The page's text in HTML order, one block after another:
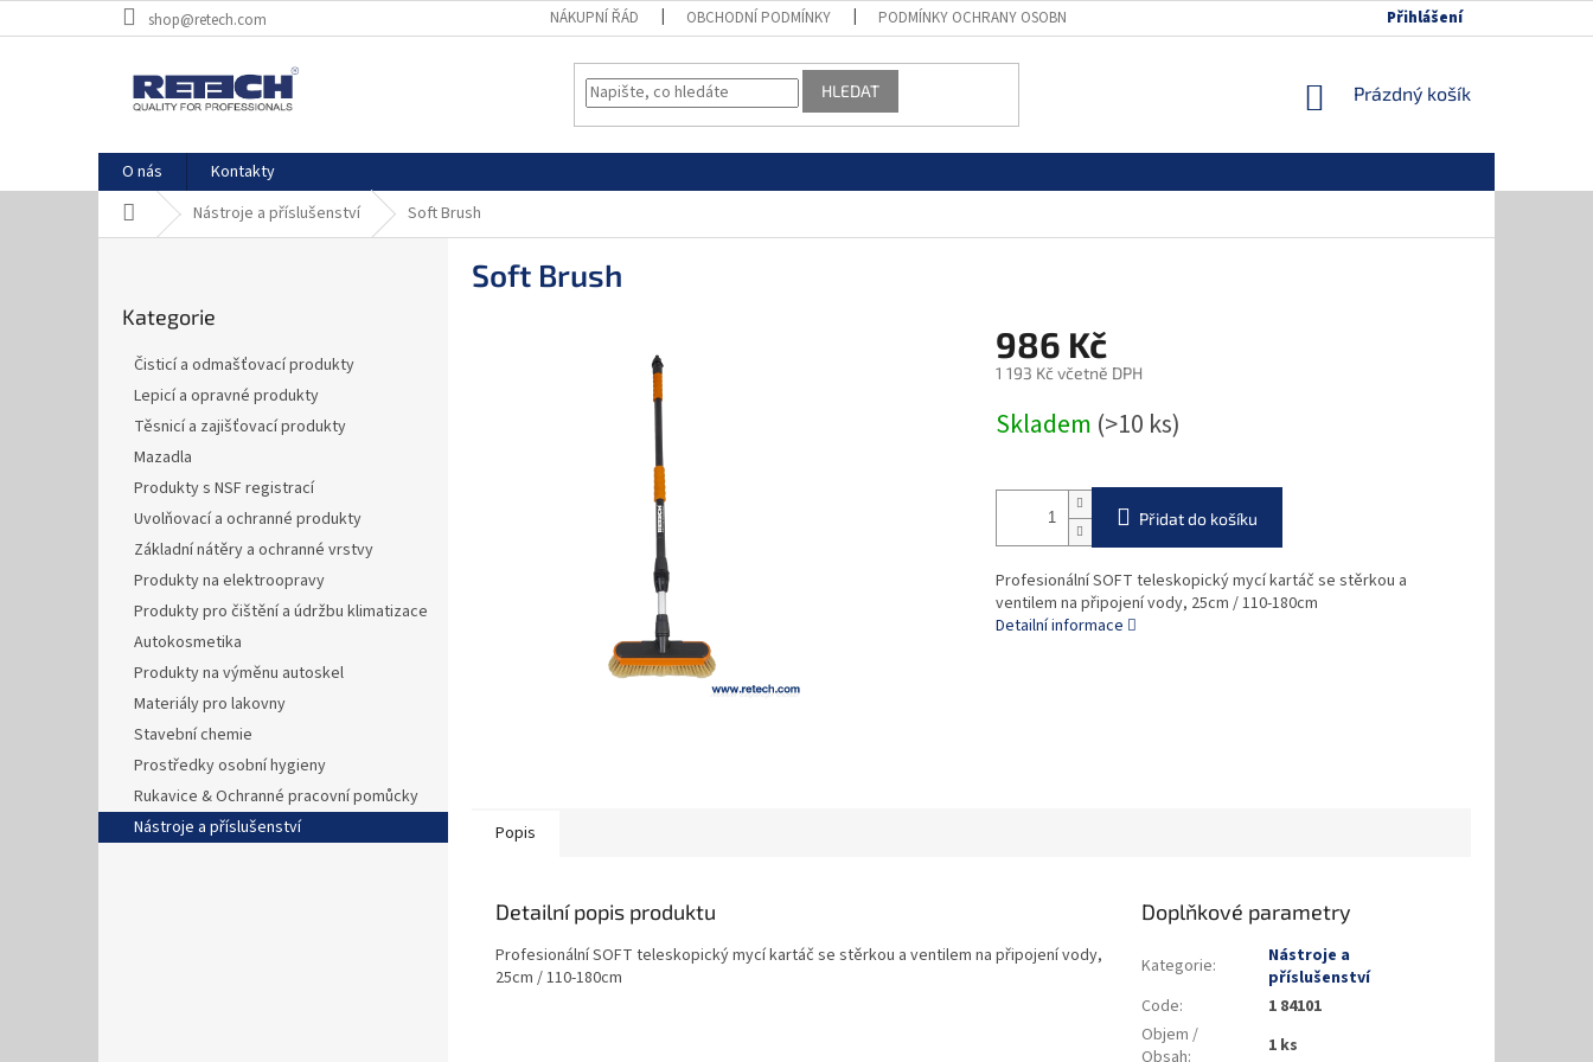
na
shop@retech.com NÁKUPNÍ ŘÁD OBCHODNÍ PODMÍNKY PODMÍNKY OCHRANY OSOBNÍCH ÚDAJŮ Přihlášení
HLEDAT
NÁKUPNÍ
Prázdný košík
O nás
Kontakty
Domů Nástroje a příslušenství Soft Brush
kategorie
Kategorie
Čisticí a odmašťovací produkty
Lepicí a opravné produkty
Těsnicí a zajišťovací produkty
Mazadla
Produkty s NSF registrací
Uvolňovací a ochranné produkty
Základní nátěry a ochranné vrstvy
Produkty na elektroopravy
Produkty pro čištění a údržbu klimatizace
Autokosmetika
Produkty na výměnu autoskel
Materiály pro lakovny
Stavební chemie
Prostředky osobní hygieny
Rukavice & Ochranné pracovní pomůcky
Nástroje a příslušenství
Soft Brush
986 Kč
1 193 Kč včetně DPH
cena:
Skladem (>10 ks)
Přidat do košíku
Profesionální SOFT teleskopický mycí kartáč se stěrkou a
ventilem na připojení vody, 25cm / 110-180cm
Detailní informace
Popis
Detailní popis produktu
Profesionální SOFT teleskopický mycí kartáč se stěrkou a ventilem na připojení vody,
25cm / 110-180cm
Doplňkové parametry
Kategorie:
Nástroje a
příslušenství
Code:
1 84101
Objem /
1 ks